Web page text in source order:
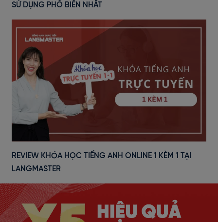
SỬ DỤNG PHỔ BIẾN NHẤT
REVIEW KHÓA HỌC TIẾNG ANH ONLINE 1 KÈM 1 TẠI
LANGMASTER